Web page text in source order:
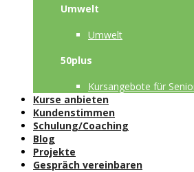
Umwelt
Umwelt
50plus
Kursangebote für
Kurse anbieten
Kundenstimmen
Schulung/Coaching
Blog
Projekte
Gespräch vereinbaren